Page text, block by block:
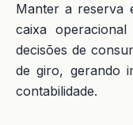
Manter a reserva
caixa
decisões de
de giro, gerando
contabilidade.